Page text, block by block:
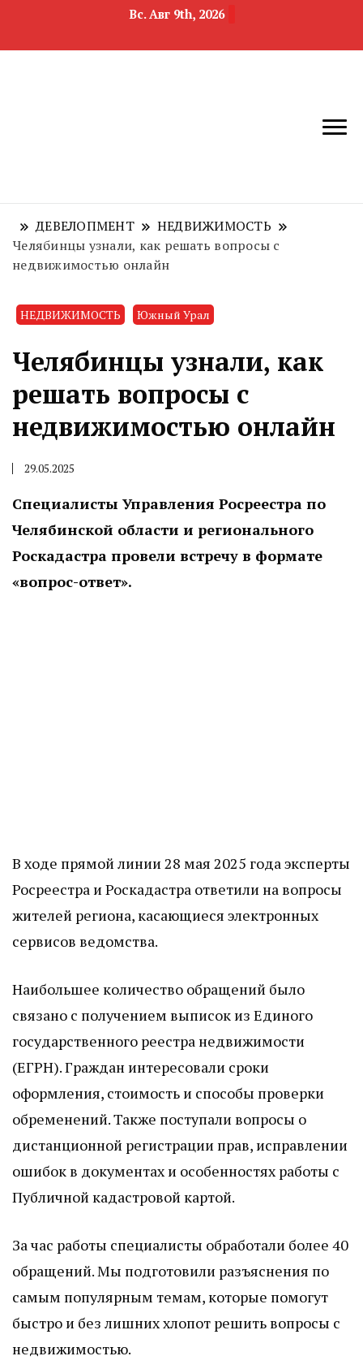
Вс. Авг 9th, 2026
область
недвижимости
ДЕВЕЛОПМЕНТ
НЕДВИЖИМОСТЬ
Челябинцы узнали, как решать вопросы с
недвижимостью онлайн
НЕДВИЖИМОСТЬ Южный Урал
Челябинцы узнали, как
решать вопросы с
недвижимостью онлайн
29.05.2025
Специалисты Управления Росреестра по
Челябинской области и регионального
Роскадастра провели встречу в формате
«вопрос-ответ».
В ходе прямой линии 28 мая 2025 года эксперты
Росреестра и Роскадастра ответили на вопросы
жителей региона, касающиеся электронных
сервисов ведомства.
Наибольшее количество обращений было
связано с получением выписок из Единого
государственного реестра недвижимости
(ЕГРН). Граждан интересовали сроки
оформления, стоимость и способы проверки
обременений. Также поступали вопросы о
дистанционной регистрации прав, исправлении
ошибок в документах и особенностях работы с
Публичной кадастровой картой.
За час работы специалисты обработали более 40
обращений. Мы подготовили разъяснения по
самым популярным темам, которые помогут
быстро и без лишних хлопот решить вопросы с
недвижимостью.